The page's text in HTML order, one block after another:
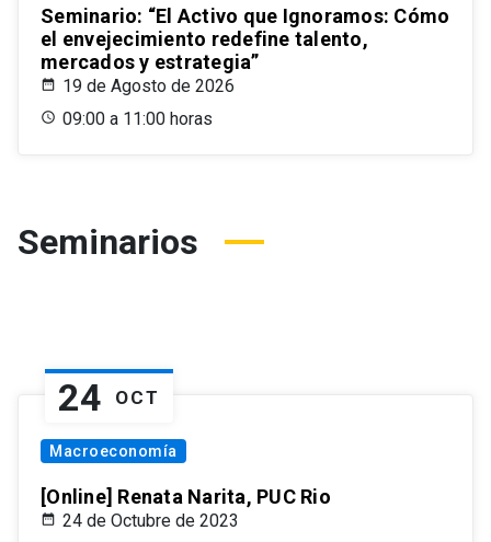
Seminario: “El Activo que Ignoramos: Cómo
el envejecimiento redefine talento,
mercados y estrategia”
19 de Agosto de 2026
09:00 a 11:00 horas
Seminarios
24 OCT
Macroeconomía
[Online] Renata Narita, PUC Rio
24 de Octubre de 2023